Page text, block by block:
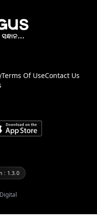
Terms Of UseContact Us
: 1.3.0